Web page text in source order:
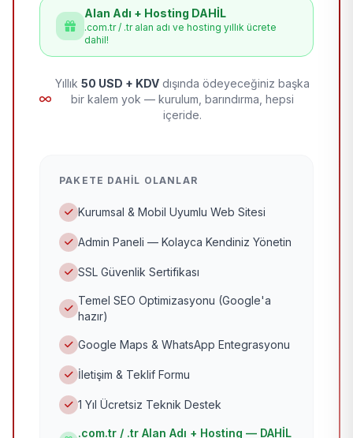
Alan Adı + Hosting DAHİL
.com.tr / .tr alan adı ve hosting yıllık ücrete
dahil!
Yıllık 50 USD + KDV dışında ödeyeceğiniz başka
bir kalem yok — kurulum, barındırma, hepsi
içeride.
PAKETE DAHIL OLANLAR
Kurumsal & Mobil Uyumlu Web Sitesi
Admin Paneli — Kolayca Kendiniz Yönetin
SSL Güvenlik Sertifikası
Temel SEO Optimizasyonu (Google'a
hazır)
Google Maps & WhatsApp Entegrasyonu
İletişim & Teklif Formu
1 Yıl Ücretsiz Teknik Destek
.com.tr / .tr Alan Adı + Hosting — DAHİL